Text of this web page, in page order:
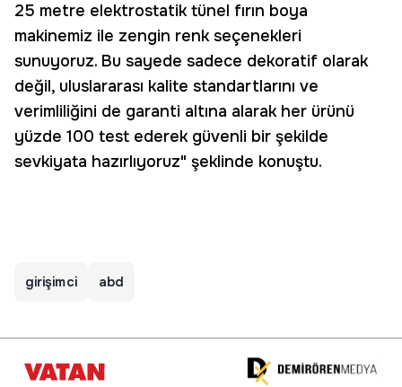
25 metre elektrostatik tünel fırın boya
makinemiz ile zengin renk seçenekleri
sunuyoruz. Bu sayede sadece dekoratif olarak
değil, uluslararası kalite standartlarını ve
verimliliğini de garanti altına alarak her ürünü
yüzde 100 test ederek güvenli bir şekilde
sevkiyata hazırlıyoruz" şeklinde konuştu.
girişimci abd